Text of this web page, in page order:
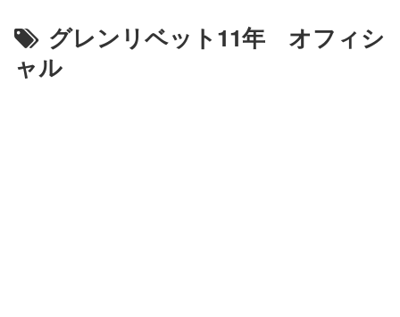
グレンリベット11年 オフィシ
ャル